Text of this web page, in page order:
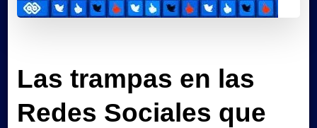
Las trampas en las
Redes Sociales que